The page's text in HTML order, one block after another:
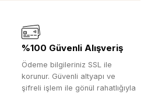
%100 Güvenli Alışveriş
Ödeme bilgileriniz SSL ile
korunur. Güvenli altyapı ve
şifreli işlem ile gönül rahatlığıyla